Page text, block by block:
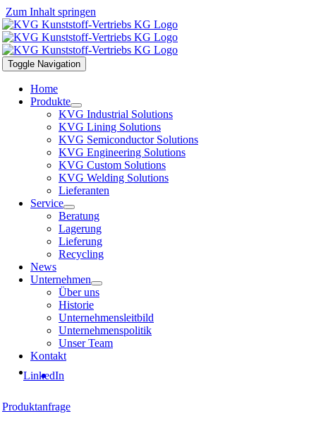
Zum Inhalt springen
Toggle Navigation
Home
Produkte
KVG Industrial Solutions
KVG Lining Solutions
KVG Semiconductor Solutions
KVG Engineering Solutions
KVG Custom Solutions
KVG Welding Solutions
Lieferanten
Service
Beratung
Lagerung
Lieferung
Recycling
News
Unternehmen
Über uns
Historie
Unternehmensleitbild
Unternehmenspolitik
Unser Team
Kontakt
LinkedIn
Produktanfrage